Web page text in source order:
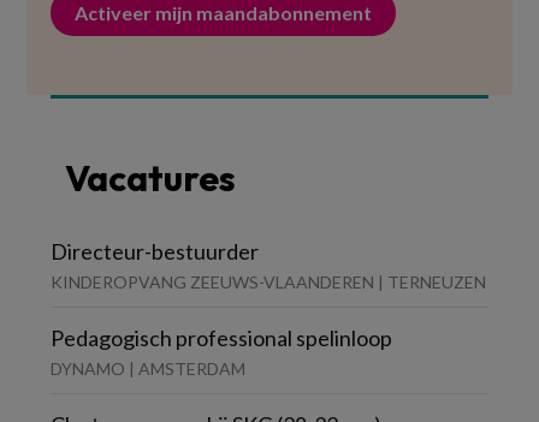
Activeer mijn maandabonnement
Vacatures
Directeur-bestuurder
KINDEROPVANG ZEEUWS-VLAANDEREN | TERNEUZEN
Pedagogisch professional spelinloop
DYNAMO | AMSTERDAM